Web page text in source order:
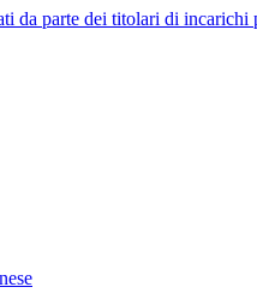
da parte dei titolari di